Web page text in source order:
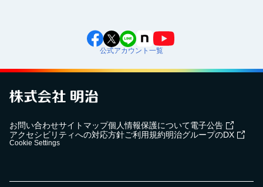
公式アカウント一覧
お問い合わせサイトマップ個人情報保護について電子公告
アクセシビリティへの対応方針ご利用規約明治グループのDX
Cookie Settings